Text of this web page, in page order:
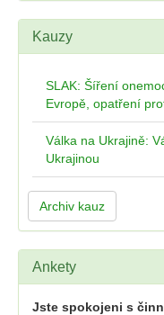
Kauzy
SLAK: Šíření
Evropě, opatření
Válka na Ukrajině:
Ukrajinou
Archiv kauz
Ankety
Jste spokojeni s